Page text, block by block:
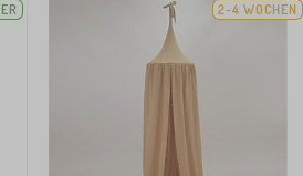
2-4 WOCHEN